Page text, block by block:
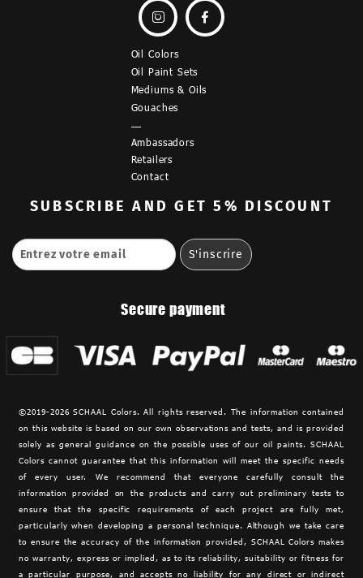
 
Oil Colors
Oil Paint Sets
Mediums & Oils
Gouaches
—
Ambassadors
Retailers
Contact
SUBSCRIBE AND GET 5% DISCOUNT
Secure payment
©2019-2026 SCHAAL Colors. All rights reserved. The information contained
on this website is based on our own observations and tests, and is provided
solely as general guidance on the possible uses of our oil paints. SCHAAL
Colors cannot guarantee that this information will meet the specific needs
of every user. We recommend that everyone carefully consult the
information provided on the products and carry out preliminary tests to
ensure that the specific requirements of each project are fully met,
particularly when developing a personal technique. Although we take care
to ensure the accuracy of the information provided, SCHAAL Colors makes
no warranty, express or implied, as to its reliability, suitability or fitness for
a particular purpose, and accepts no liability for any direct or indirect